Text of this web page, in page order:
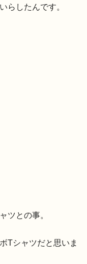
らしたんです。
ツとの事。
Tシャツだと思いま